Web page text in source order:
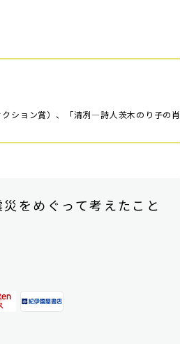
ション賞）、「清冽―詩人茨木のり子の肖
をめぐって考えたこと